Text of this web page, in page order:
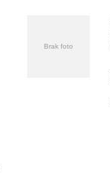
Brak foto